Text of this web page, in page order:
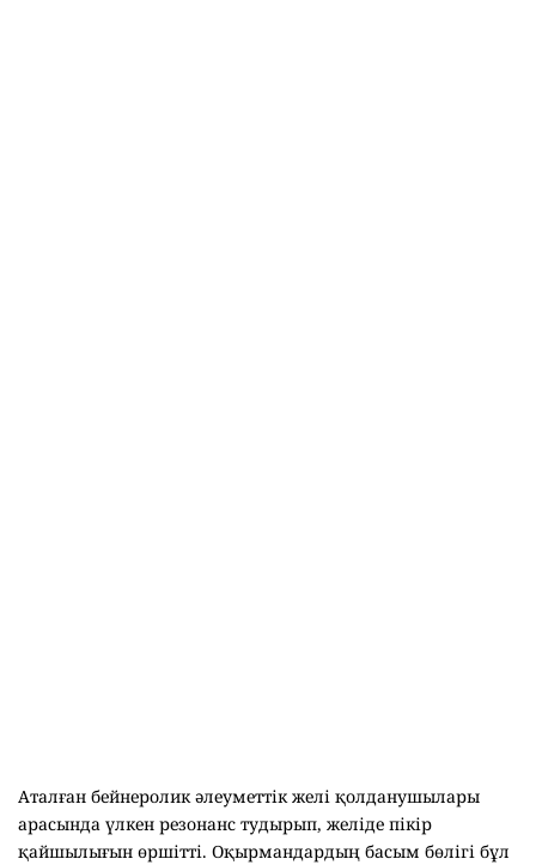
Аталған бейнеролик әлеуметтік желі қолданушылары
арасында үлкен резонанс тудырып, желіде пікір
қайшылығын өршітті. Оқырмандардың басым бөлігі бұл